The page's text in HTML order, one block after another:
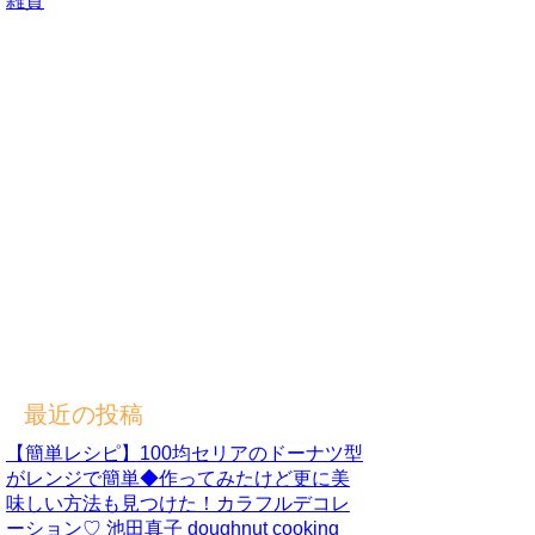
最近の投稿
【簡単レシピ】100均セリアのドーナツ型
がレンジで簡単◆作ってみたけど更に美
味しい方法も見つけた！カラフルデコレ
ーション♡ 池田真子 doughnut cooking